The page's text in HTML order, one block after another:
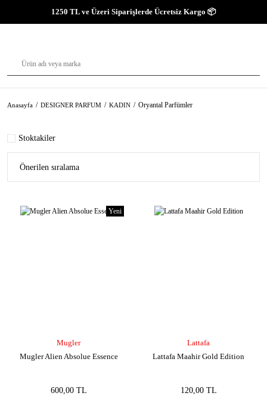
1250 TL ve Üzeri Siparişlerde Ücretsiz Kargo 📦
Anasayfa DESIGNER PARFUM KADIN Oryantal Parfümler
Stoktakiler
Yeni
Mugler
Mugler Alien Absolue Essence
600,00 TL
Lattafa
Lattafa Maahir Gold Edition
120,00 TL